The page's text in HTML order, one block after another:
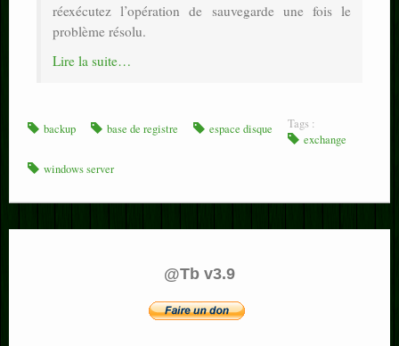
réexécutez l’opération de sauvegarde une fois le
problème résolu.
Lire la suite…
Tags :
backup base de registre espace disque
exchange
windows server
@Tb v3.9